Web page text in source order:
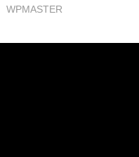
WPMASTER